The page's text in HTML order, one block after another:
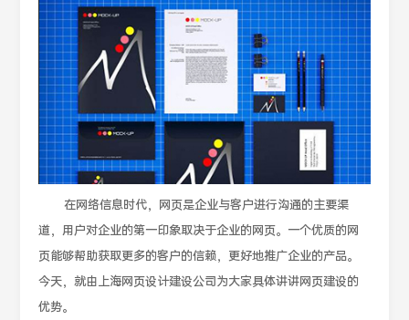
在网络信息时代，网页是企业与客户进行沟通的主要渠
道，用户对企业的第一印象取决于企业的网页。一个优质的网
页能够帮助获取更多的客户的信赖，更好地推广企业的产品。
今天，就由上海网页设计建设公司为大家具体讲讲网页建设的
优势。